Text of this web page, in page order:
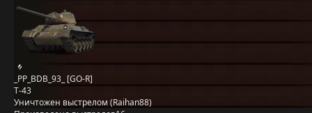
_PP_BDB_93_ [GO-R]
Т-43
Уничтожен выстрелом (Raihan88)